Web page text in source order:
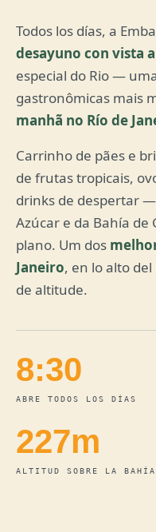
Todos los días, a
desayuno con vista
especial do Rio —
gastronômicas mais
manhã no Río de
Carrinho de pães e
de frutas tropicais,
drinks de despertar
Azúcar e da Bahía
plano. Um dos
Janeiro, en lo alto
de altitude.
8:30
ABRE TODOS LOS DÍAS
227m
ALTITUD SOBRE LA BAHÍA